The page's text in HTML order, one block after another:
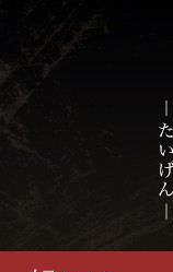
福岡市、
毛和牛を
畜産農家直
の焼肉『泰